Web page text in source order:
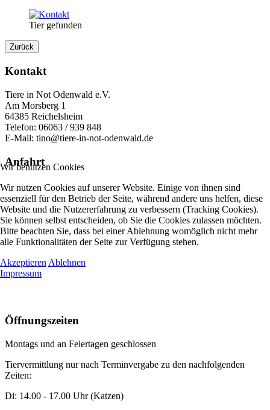
Tier gefunden
Zurück
Kontakt
Tiere in Not Odenwald e.V.
Am Morsberg 1
64385 Reichelsheim
Telefon: 06063 / 939 848
E-Mail: tino@tiere-in-not-odenwald.de
Anfahrt
Öffnungszeiten
Montags und an Feiertagen geschlossen
Tiervermittlung nur nach Terminvergabe zu den nachfolgenden
Zeiten:
Di: 14.00 - 17.00 Uhr (Katzen)
Wir benutzen Cookies
Wir nutzen Cookies auf unserer Website. Einige von ihnen sind
essenziell für den Betrieb der Seite, während andere uns helfen, diese
Website und die Nutzererfahrung zu verbessern (Tracking Cookies).
Sie können selbst entscheiden, ob Sie die Cookies zulassen möchten.
Bitte beachten Sie, dass bei einer Ablehnung womöglich nicht mehr
alle Funktionalitäten der Seite zur Verfügung stehen.
Akzeptieren Ablehnen
Impressum